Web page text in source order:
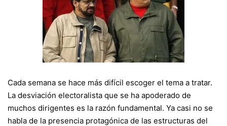
Cada semana se hace más difícil escoger el tema a tratar.
La desviación electoralista que se ha apoderado de
muchos dirigentes es la razón fundamental. Ya casi no se
habla de la presencia protagónica de las estructuras del